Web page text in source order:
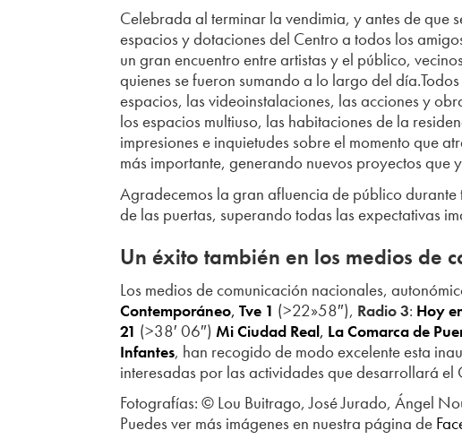
Celebrada al terminar la vendimia, y antes de que
espacios y dotaciones del Centro a todos los
un gran encuentro entre artistas y el público,
quienes se fueron sumando a lo largo del
espacios, las videoinstalaciones, las acciones y
los espacios multiuso, las habitaciones de la
impresiones e inquietudes sobre el momento que
más importante, generando nuevos proyectos que
Agradecemos la gran afluencia de público
de las puertas, superando todas las expectativas
Un éxito también en los medios de
Los medios de comunicación nacionales,
Contemporáneo, Tve 1 (>22»58″), Radio 3: Hoy
21 (>38′ 06″)Mi Ciudad Real, La Comarca de
Infantes, han recogido de modo excelente esta
interesadas por las actividades que desarrollará el
Fotografías: © Lou Buitrago, José Jurado, Ángel
Puedes ver más imágenes en nuestra página de